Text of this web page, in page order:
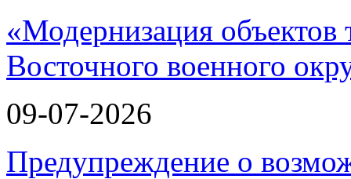
«Модернизация объектов
Восточного военного
09-07-2026
Предупреждение о